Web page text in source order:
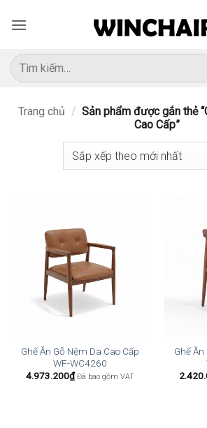
qua
dung
Tìm
kiếm:
Trang chủ / Sản phẩm được gắn thẻ
Cao Cấp”
Ghế Ăn Gỗ Nệm Da Cao Cấp
WF-WC4260
4.973.200₫ Đã bao gồm VAT
Ghế